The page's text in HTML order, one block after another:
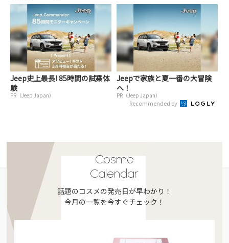
Jeep史上最長! 85時間の試乗体
験
PR（Jeep Japan）
Jeepで家族と夏一番の大冒険
へ！
PR（Jeep Japan）
Recommended by
Cosme
Calendar
話題のコスメの発売日が早わかり！
今月の一覧を今すぐチェック！